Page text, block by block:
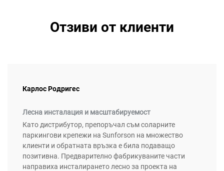
Отзиви от клиенти
Карлос Родригес
Лесна инсталация и масштабируемост
Като дистрибутор, препоръчал съм соларните
паркингови крепежи на Sunforson на множество
клиенти и обратната връзка е била подаващо
позитивна. Предварително фабрикуваните части
направиха инсталирането лесно за проекта на